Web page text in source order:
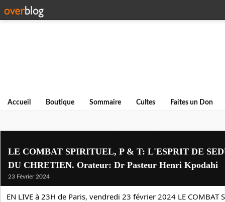
Accueil Boutique Sommaire Cultes Faites un Don
LE COMBAT SPIRITUEL, P & T: L'ESPRIT DE
DU CHRETIEN. Orateur: Dr Pasteur Henri Kpodahi
23 Février 2024
EN LIVE à 23H de Paris, vendredi 23 février 2024 LE COMBAT